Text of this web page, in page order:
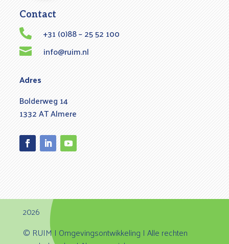
Contact
 +31 (0)88 – 25 52 100

info@ruim.nl
Adres
Bolderweg 14
1332 AT Almere
2026
© RUIM | Omgevingsontwikkeling | Alle rechten